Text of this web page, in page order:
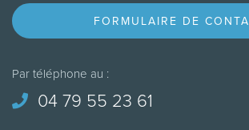
FORMULAIRE DE
Par téléphone au :
04 79 55 23 61